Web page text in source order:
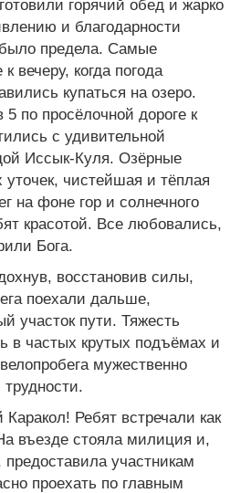
горячий обед и жарко
и благодарности
предела. Самые
вечеру, когда погода
купаться на озеро.
по просёлочной дороге к
с удивительной
Иссык-Куля. Озёрные
уточек, чистейшая и тёплая
на фоне гор и солнечного
красотой. Все любовались,
Бога.
восстановив силы,
поехали дальше,
участок пути. Тяжесть
в частых крутых подъёмах и
мужественно
Ребят встречали как
въезде стояла милиция и,
участникам
проехать по главным